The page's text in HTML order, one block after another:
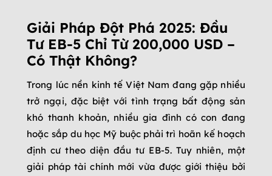
Giải Pháp Đột Phá 2025: Đầu
Tư EB-5 Chỉ Từ 200,000 USD –
Có Thật Không?
Trong lúc nền kinh tế Việt Nam đang gặp nhiều
trở ngại, đặc biệt với tình trạng bất động sản
khó thanh khoản, nhiều gia đình có con đang
hoặc sắp du học Mỹ buộc phải trì hoãn kế hoạch
định cư theo diện đầu tư EB-5. Tuy nhiên, một
giải pháp tài chính mới vừa được giới thiệu bởi